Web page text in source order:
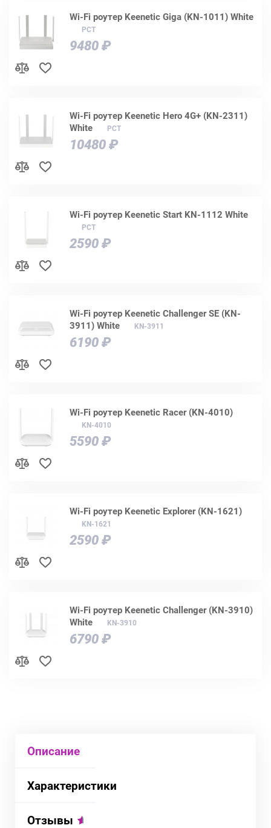
Wi-Fi роутер Keenetic Giga (KN-1011) White
РСТ
9480 ₽
Wi-Fi роутер Keenetic Hero 4G+ (KN-2311)
White
РСТ
10480 ₽
Wi-Fi роутер Keenetic Start KN-1112 White
РСТ
2590 ₽
Wi-Fi роутер Keenetic Challenger SE (KN-
3911) White
KN-3911
6190 ₽
Wi-Fi роутер Keenetic Racer (KN-4010)
KN-4010
5590 ₽
Wi-Fi роутер Keenetic Explorer (KN-1621)
KN-1621
2590 ₽
Wi-Fi роутер Keenetic Challenger (KN-3910)
White
KN-3910
6790 ₽
Описание
Характеристики
Отзывы